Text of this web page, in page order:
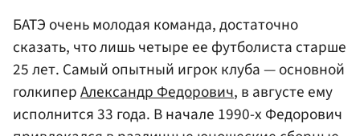
БАТЭ очень молодая команда, достаточно
сказать, что лишь четыре ее футболиста старше
25 лет. Самый опытный игрок клуба — основной
голкиперАлександр Федорович, в августе ему
исполнится 33 года. В начале 1990-х Федорович